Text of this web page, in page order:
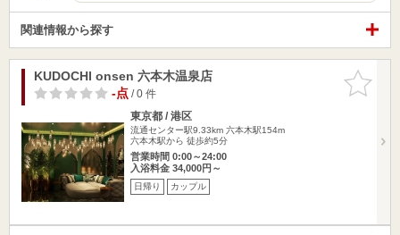
関連情報から探す
お気に入
りに追加
KUDOCHI onsen 六本木温泉店
-点/ 0 件
東京都 / 港区
流通センター駅9.33km 六本木駅154m
六本木駅から 徒歩約5分
営業時間 0:00～24:00
入浴料金 34,000円～
日帰り カップル